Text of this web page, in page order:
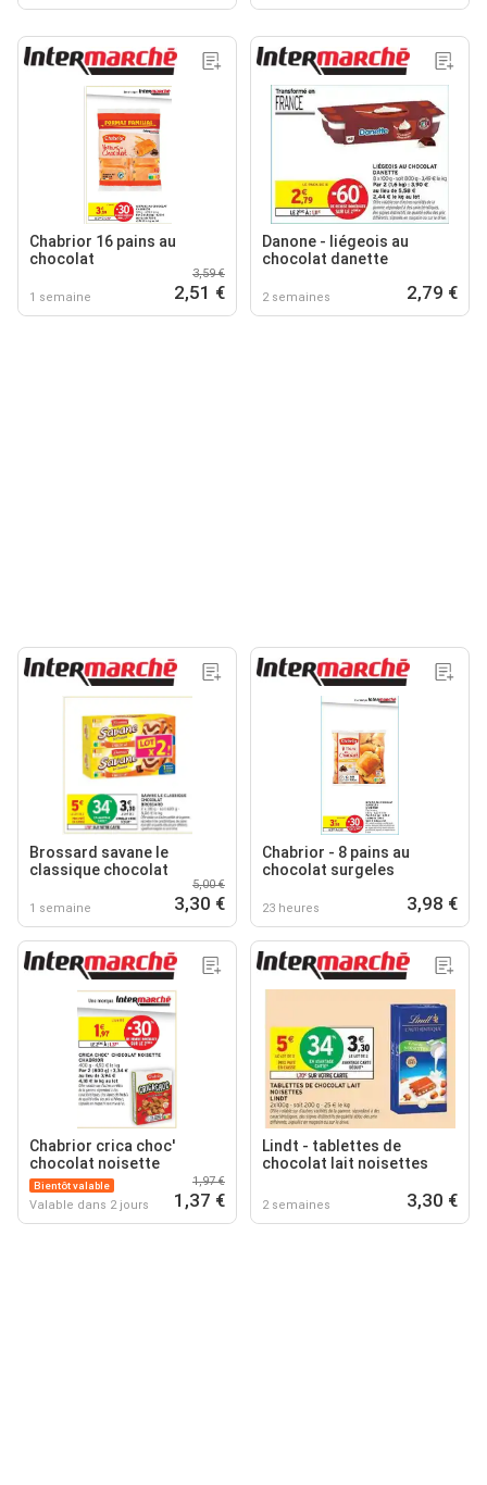
Chabrior 16 pains au
chocolat
1 semaine
3,59 €
2,51 €
Danone - liégeois au
chocolat danette
2 semaines 2,79 €
Brossard savane le
classique chocolat
1 semaine
5,00 €
3,30 €
Chabrior - 8 pains au
chocolat surgeles
23 heures 3,98 €
Chabrior crica choc'
chocolat noisette
Bientôt valable
Valable dans 2 jours
1,97 €
1,37 €
Lindt - tablettes de
chocolat lait noisettes
2 semaines 3,30 €